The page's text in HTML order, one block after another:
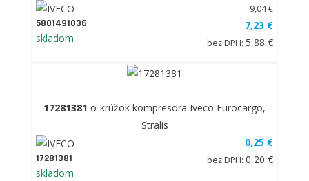
5801491036
skladom
9,04 €
7,23 €
bez DPH: 5,88 €
17281381 o-krúžok kompresora Iveco Eurocargo,
Stralis
17281381
skladom
0,25 €
bez DPH: 0,20 €